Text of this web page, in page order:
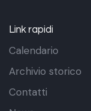
Link rapidi
Calendario
Archivio storico
Contatti